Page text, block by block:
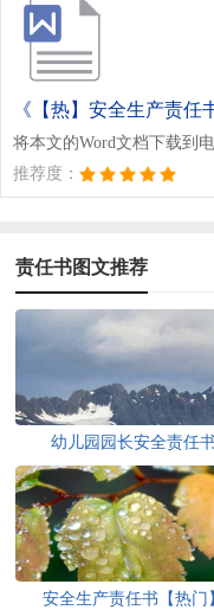
《【热】安全生产责任
将本文的Word文档下载到
推荐度：
责任书图文推荐
幼儿园园长安全责任书
安全生产责任书【热门